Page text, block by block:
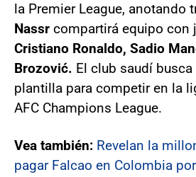
la Premier League, anotando
Nassr compartirá equipo con
Cristiano Ronaldo, Sadio
Brozović. El club saudí
plantilla para competir en la
AFC Champions League.
Vea también: Revelan la
pagar Falcao en Colombia